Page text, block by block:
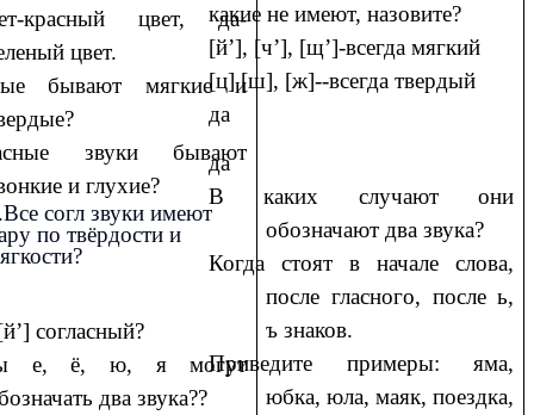
красный цвет, да-
цвет.
бывают мягкие и
звуки бывают
и глухие?
согл звуки имеют
по твёрдости и
согласный?
е, ё, ю, я могут
два звука??
какие не имеют, назовите?
[й’], [ч’], [щ’]-всегда мягкий
[ц] [ш], [ж]--всегда твердый
да
да
В каких случают они
обозначают два звука?
Когда стоят в начале слова,
после гласного, после ь,
ъ знаков.
Приведите примеры: яма,
юбка, юла, маяк, поездка,